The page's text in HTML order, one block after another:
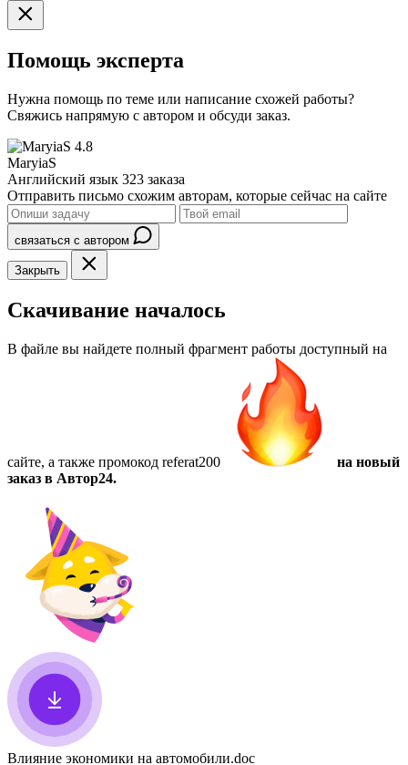
Помощь эксперта
Нужна помощь по теме или написание схожей работы?
Свяжись напрямую с автором и обсуди заказ.
4.8
MaryiaS
Английский язык 323 заказа
Отправить письмо схожим авторам, которые сейчас на сайте
связаться с автором
Закрыть
Скачивание началось
В файле вы найдете полный фрагмент работы доступный на
сайте, а также промокод referat200
на новый
заказ в Автор24.
Влияние экономики на автомобили.doc